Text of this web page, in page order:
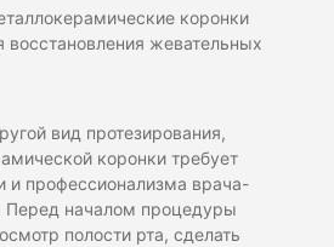
коронки
восстановления жевательных
вид протезирования,
коронки требует
и профессионализма врача-
Перед началом процедуры
полости рта, сделать